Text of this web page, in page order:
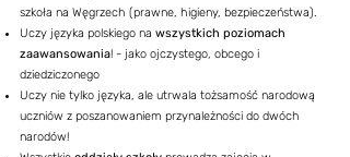
szkoła na Węgrzech (prawne, higieny, bezpieczeństwa).
Uczy języka polskiego na wszystkich poziomach
zaawansowania! - jako ojczystego, obcego i
dziedziczonego
Uczy nie tylko języka, ale utrwala tożsamość narodową
uczniów z poszanowaniem przynależności do dwóch
narodów!